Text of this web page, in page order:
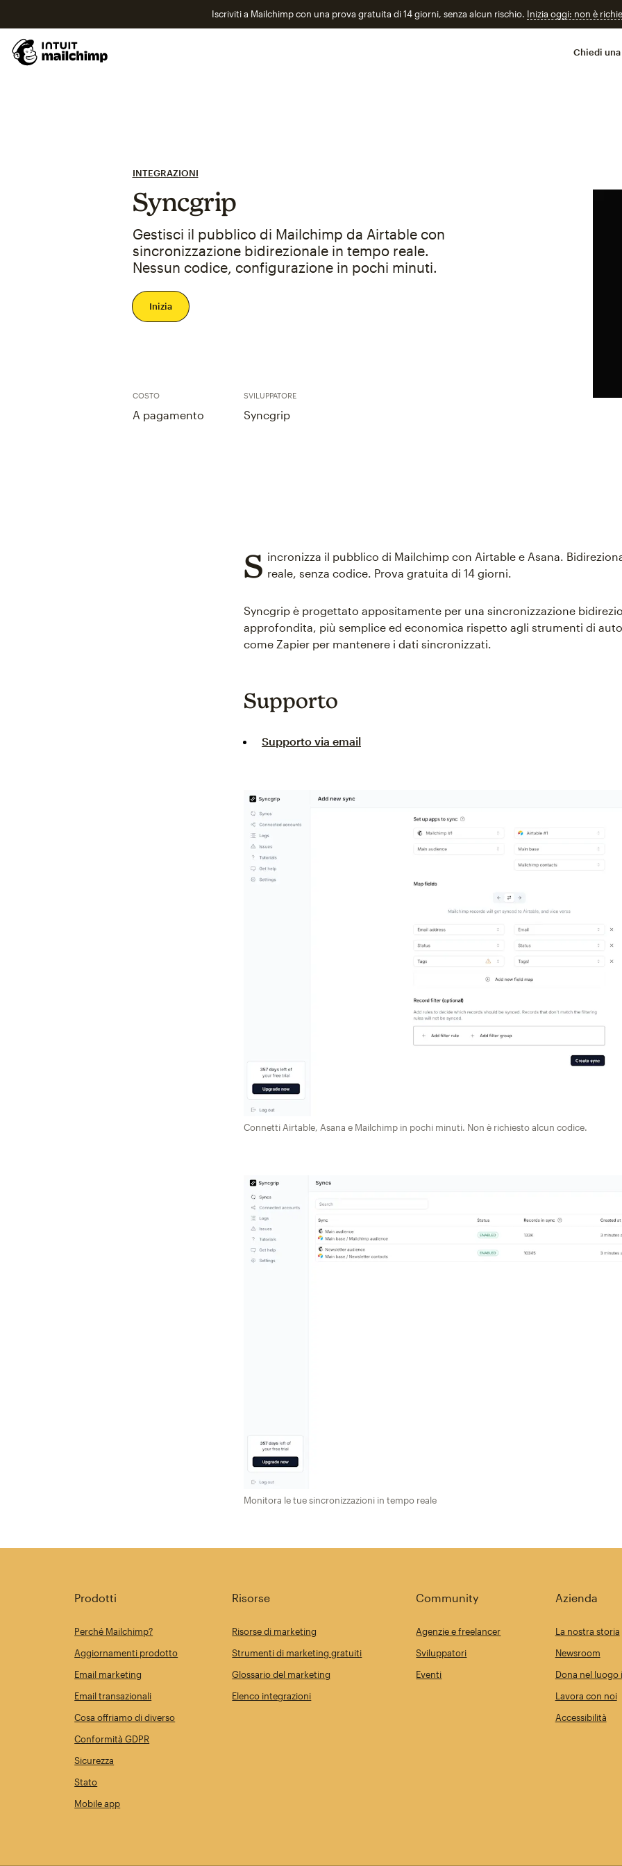
Iscriviti a Mailchimp con una prova gratuita di 14 giorni, senza alcun rischio. Inizia oggi: non è
Chiedi
INTEGRAZIONI
Syncgrip
Gestisci il pubblico di Mailchimp da Airtable con
sincronizzazione bidirezionale in tempo reale.
Nessun codice, configurazione in pochi minuti.
Inizia
COSTO
A pagamento
SVILUPPATORE
Syncgrip
S incronizza il pubblico di Mailchimp con Airtable e Asana.
reale, senza codice. Prova gratuita di 14 giorni.
Syncgrip è progettato appositamente per una sincronizzazione
approfondita, più semplice ed economica rispetto agli strumenti di
come Zapier per mantenere i dati sincronizzati.
Supporto
Supporto via email
Connetti Airtable, Asana e Mailchimp in pochi minuti. Non è richiesto alcun codice.
Monitora le tue sincronizzazioni in tempo reale
Prodotti
Perché Mailchimp?
Aggiornamenti prodotto
Email marketing
Email transazionali
Cosa offriamo di diverso
Conformità GDPR
Sicurezza
Stato
Mobile app
Risorse
Risorse di marketing
Strumenti di marketing gratuiti
Glossario del marketing
Elenco integrazioni
Community
Agenzie e freelancer
Sviluppatori
Eventi
Azienda
La nostra storia
Newsroom
Dona nel luogo
Lavora con noi
Accessibilità